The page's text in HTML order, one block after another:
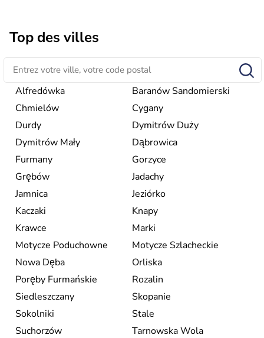
Top des villes
Alfredówka
Baranów Sandomierski
Chmielów
Cygany
Durdy
Dymitrów Duży
Dymitrów Mały
Dąbrowica
Furmany
Gorzyce
Grębów
Jadachy
Jamnica
Jeziórko
Kaczaki
Knapy
Krawce
Marki
Motycze Poduchowne
Motycze Szlacheckie
Nowa Dęba
Orliska
Poręby Furmańskie
Rozalin
Siedleszczany
Skopanie
Sokolniki
Stale
Suchorzów
Tarnowska Wola